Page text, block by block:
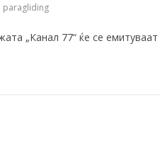
paragliding
„Канал 77“ ќе се